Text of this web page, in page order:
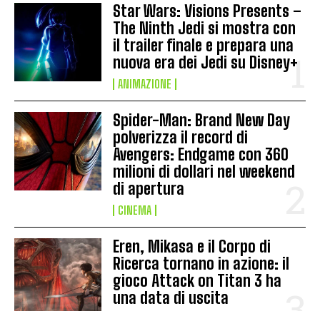
Star Wars: Visions Presents –
The Ninth Jedi si mostra con
il trailer finale e prepara una
nuova era dei Jedi su Disney+
ANIMAZIONE
Spider-Man: Brand New Day
polverizza il record di
Avengers: Endgame con 360
milioni di dollari nel weekend
di apertura
CINEMA
Eren, Mikasa e il Corpo di
Ricerca tornano in azione: il
gioco Attack on Titan 3 ha
una data di uscita